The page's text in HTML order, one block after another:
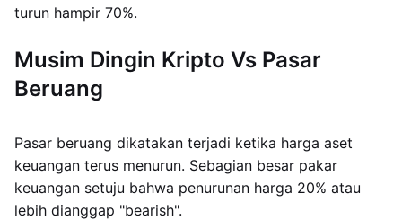
turun hampir 70%.
Musim Dingin Kripto Vs Pasar
Beruang
Pasar beruang dikatakan terjadi ketika harga aset
keuangan terus menurun. Sebagian besar pakar
keuangan setuju bahwa penurunan harga 20% atau
lebih dianggap "bearish".